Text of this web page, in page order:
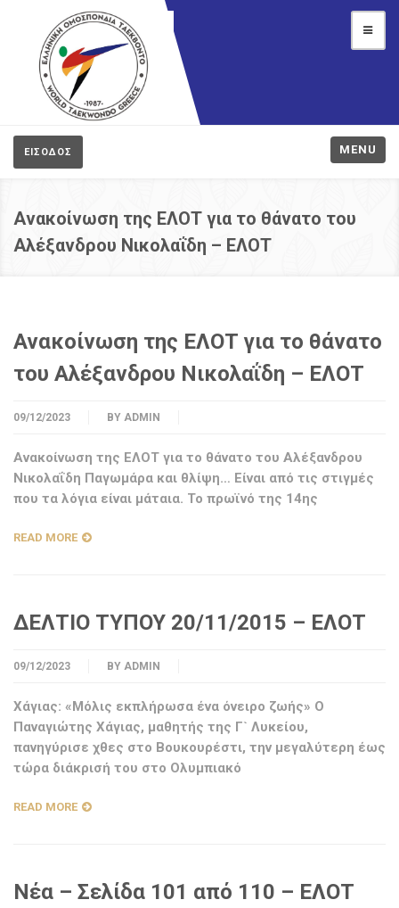
ΕΙΣΟΔΟΣ MENU
Ανακοίνωση της ΕΛΟΤ για το θάνατο του
Αλέξανδρου Νικολαΐδη – ΕΛΟΤ
Ανακοίνωση της ΕΛΟΤ για το θάνατο
του Αλέξανδρου Νικολαΐδη – ΕΛΟΤ
09/12/2023 BY ADMIN
Ανακοίνωση της ΕΛΟΤ για το θάνατο του Αλέξανδρου
Νικολαΐδη Παγωμάρα και θλίψη… Είναι από τις στιγμές
που τα λόγια είναι μάταια. Το πρωϊνό της 14ης
READ MORE
ΔΕΛΤΙΟ ΤΥΠΟΥ 20/11/2015 – ΕΛΟΤ
09/12/2023 BY ADMIN
Χάγιας: «Μόλις εκπλήρωσα ένα όνειρο ζωής» Ο
Παναγιώτης Χάγιας, μαθητής της Γ` Λυκείου,
πανηγύρισε χθες στο Βουκουρέστι, την μεγαλύτερη έως
τώρα διάκρισή του στο Ολυμπιακό
READ MORE
Νέα – Σελίδα 101 από 110 – ΕΛΟΤ